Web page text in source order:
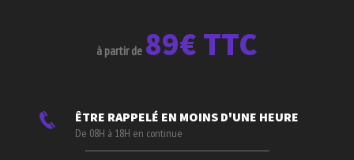
à partir de 89€ TTC
ÊTRE RAPPELÉ EN MOINS D'UNE HEURE
De 08H à 18H en continue